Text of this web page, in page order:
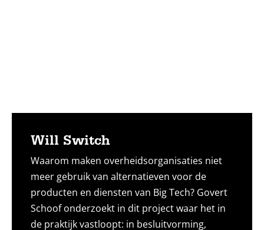
Will Switch
Waarom maken overheidsorganisaties niet
meer gebruik van alternatieven voor de
producten en diensten van Big Tech? Govert
Schoof onderzoekt in dit project waar het in
de praktijk vastloopt: in besluitvorming,